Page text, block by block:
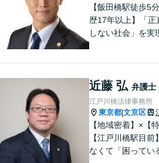
ラス利用可】
【飯田橋駅徒歩5
歴17年以上】「正
しない社会」を実
不動産／企業法務
tc...お気軽にご相
近藤 弘 弁護士
江戸川橋法律事務所
東京都|文京区
【地域密着】×【
【江戸川橋駅目前
なくて「困ってい